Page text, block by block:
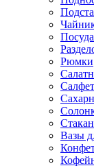
Рюмки
Вазы